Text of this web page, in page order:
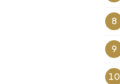
8
9
10